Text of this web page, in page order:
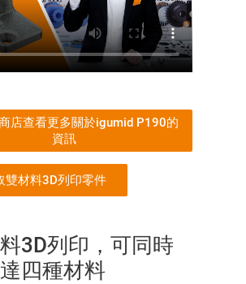
店查看更多關於igumid P190的
資訊
雙材料3D列印零件
3D列印，可同時
四種材料